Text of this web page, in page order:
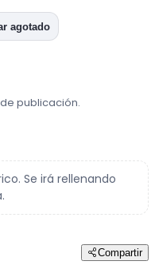
agotado
publicación.
Se irá rellenando
Compartir